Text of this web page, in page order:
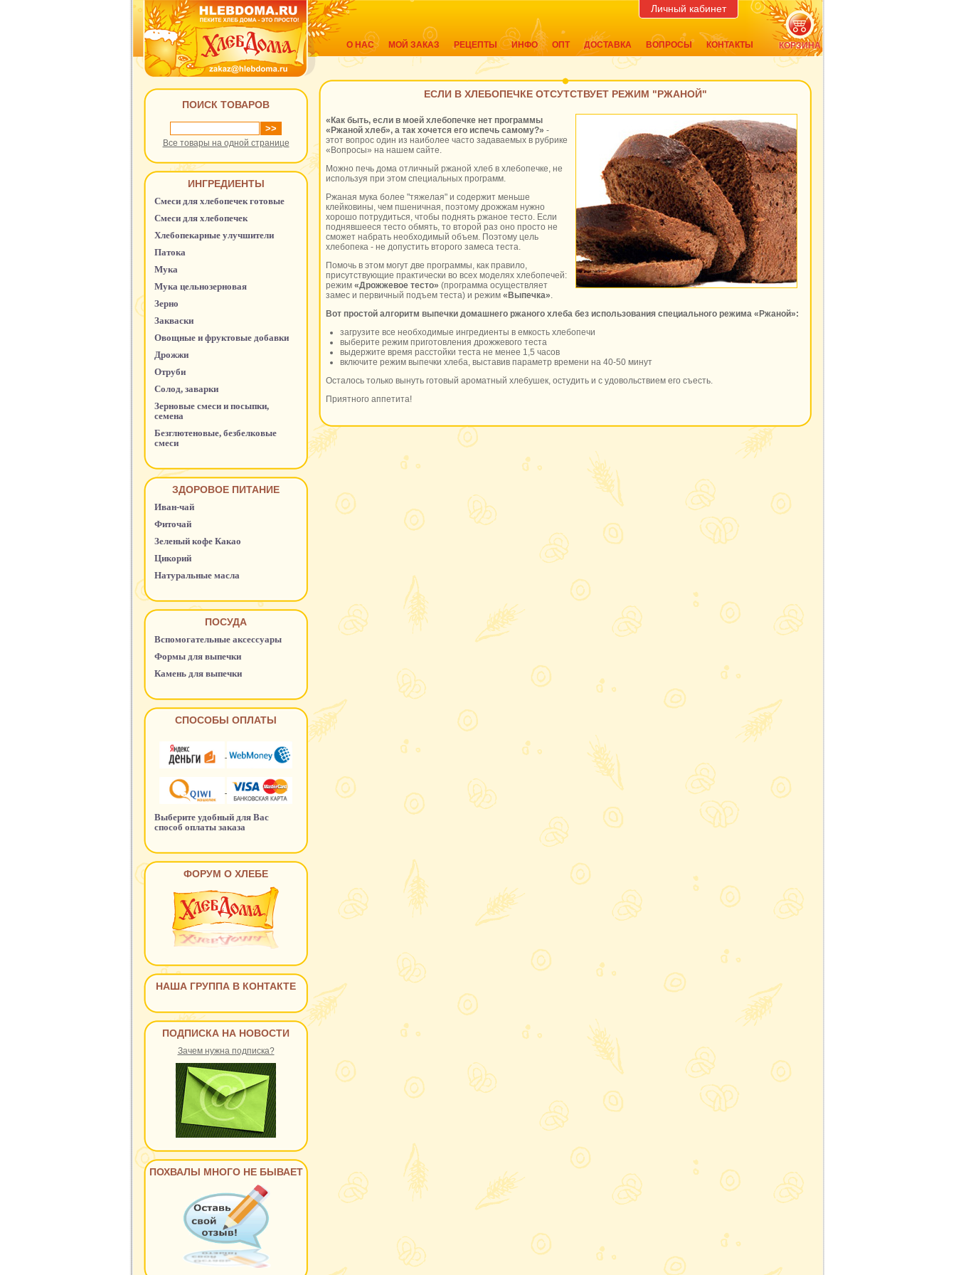
Личный кабинет
О НАС МОЙ ЗАКАЗ РЕЦЕПТЫ ИНФО ОПТ ДОСТАВКА ВОПРОСЫ КОНТАКТЫ КОРЗИНА
ПОИСК ТОВАРОВ
Все товары на одной странице
ИНГРЕДИЕНТЫ
Смеси для хлебопечек готовые
Смеси для хлебопечек
Хлебопекарные улучшители
Патока
Мука
Мука цельнозерновая
Зерно
Закваски
Овощные и фруктовые добавки
Дрожжи
Отруби
Солод, заварки
Зерновые смеси и посыпки,
семена
Безглютеновые, безбелковые
смеси
ЗДОРОВОЕ ПИТАНИЕ
Иван-чай
Фиточай
Зеленый кофе Какао
Цикорий
Натуральные масла
ПОСУДА
Вспомогательные аксессуары
Формы для выпечки
Камень для выпечки
СПОСОБЫ ОПЛАТЫ
Выберите удобный для Вас
способ оплаты заказа
ФОРУМ О ХЛЕБЕ
НАША ГРУППА В КОНТАКТЕ
ПОДПИСКА НА НОВОСТИ
Зачем нужна подписка?
ПОХВАЛЫ МНОГО НЕ БЫВАЕТ
ЕСЛИ В ХЛЕБОПЕЧКЕ ОТСУТСТВУЕТ РЕЖИМ "РЖАНОЙ"
«Как быть, если в моей хлебопечке нет программы
«Ржаной хлеб», а так хочется его испечь самому?» -
этот вопрос один из наиболее часто задаваемых в рубрике
«Вопросы» на нашем сайте.
Можно печь дома отличный ржаной хлеб в хлебопечке, не
используя при этом специальных программ.
Ржаная мука более "тяжелая" и содержит меньше
клейковины, чем пшеничная, поэтому дрожжам нужно
хорошо потрудиться, чтобы поднять ржаное тесто. Если
поднявшееся тесто обмять, то второй раз оно просто не
сможет набрать необходимый объем. Поэтому цель
хлебопека - не допустить второго замеса теста.
Помочь в этом могут две программы, как правило,
присутствующие практически во всех моделях хлебопечей:
режим «Дрожжевое тесто» (программа осуществляет
замес и первичный подъем теста) и режим «Выпечка».
Вот простой алгоритм выпечки домашнего ржаного хлеба без использования специального режима «Ржаной»:
загрузите все необходимые ингредиенты в емкость хлебопечи
выберите режим приготовления дрожжевого теста
выдержите время расстойки теста не менее 1,5 часов
включите режим выпечки хлеба, выставив параметр времени на 40-50 минут
Осталось только вынуть готовый ароматный хлебушек, остудить и с удовольствием его съесть.
Приятного аппетита!